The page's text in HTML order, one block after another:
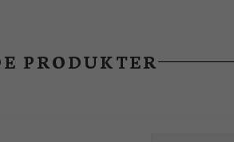
PRODUKTER